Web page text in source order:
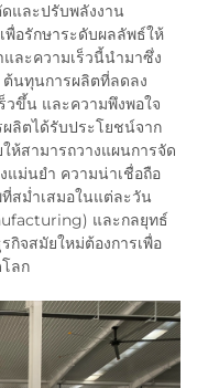
และปรับพลังงาน
พื่อรักษาระดับผลลัพธ์ให้
ละความเร็วนี้นำมาซึ่ง
ต้นทุนการผลิตที่ลดลง
ขึ้น และความพึงพอใจ
ลิตได้รับประโยชน์จาก
ห้สามารถวางแผนการจัด
แม่นยำ ความน่าเชื่อถือ
สม่ำเสมอในแต่ละวัน
และกลยุทธ์
จสมัยใหม่ต้องการเพื่อ
ลก